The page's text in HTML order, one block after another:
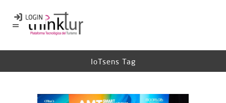
IoTsens Tag